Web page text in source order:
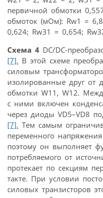
первичной обмотки
обмоток (мОм): Rw1 =
0,624; Rw31 = 0,654;
Схема 4 DC/DC-
[7]. В этой схеме
силовым
изолированные друг от
обмотки W11, W12.
с ними включен
через диоды VD5–VD8
[7]. Тем самым
переменного
поэтому он выполняет
потребляемого от
протекает по секциям
такте. При условии
силовых транзисторов